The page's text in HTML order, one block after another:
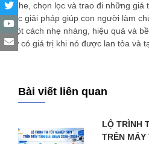
nghe, chọn lọc và trao đi những giá
các giải pháp giúp con người làm
một cách nhẹ nhàng, hiệu quả và
sự có giá trị khi nó được lan tỏa và
Bài viết liên quan
LỘ TRÌNH
TRÊN